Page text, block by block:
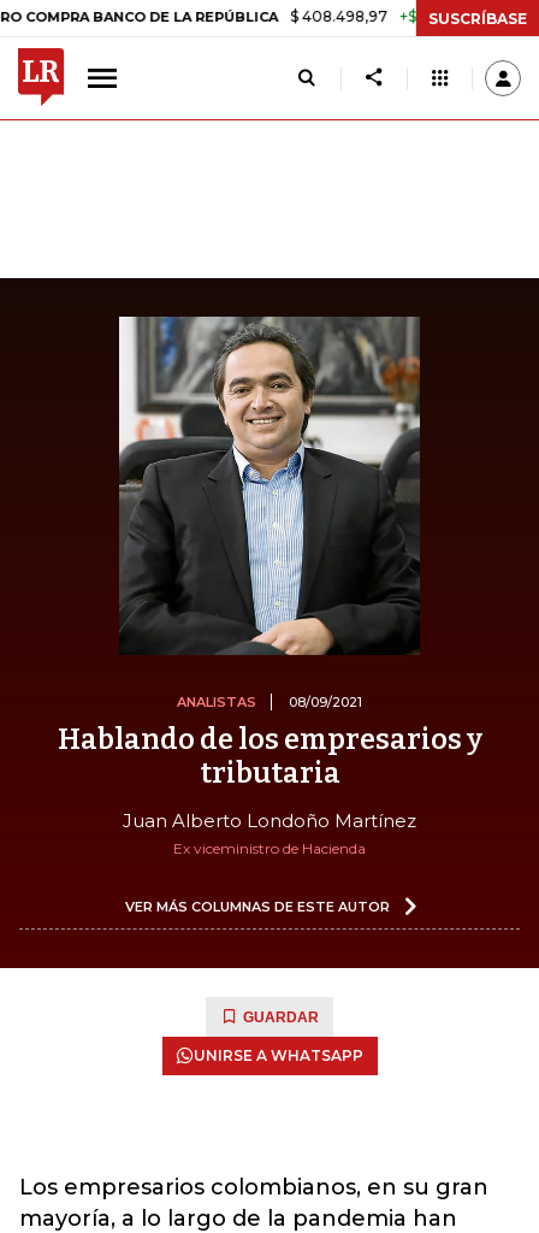
BANCO DE LA REPÚBLICA $ 408.498,97 +$ 8.753,81 +2,19%
SUSCRÍBASE
ANALISTAS 08/09/2021
Hablando de los empresarios y
tributaria
Juan Alberto Londoño Martínez
Ex viceministro de Hacienda
VER MÁS COLUMNAS DE ESTE AUTOR
GUARDAR
UNIRSE A WHATSAPP
Los empresarios colombianos, en su gran
mayoría, a lo largo de la pandemia han